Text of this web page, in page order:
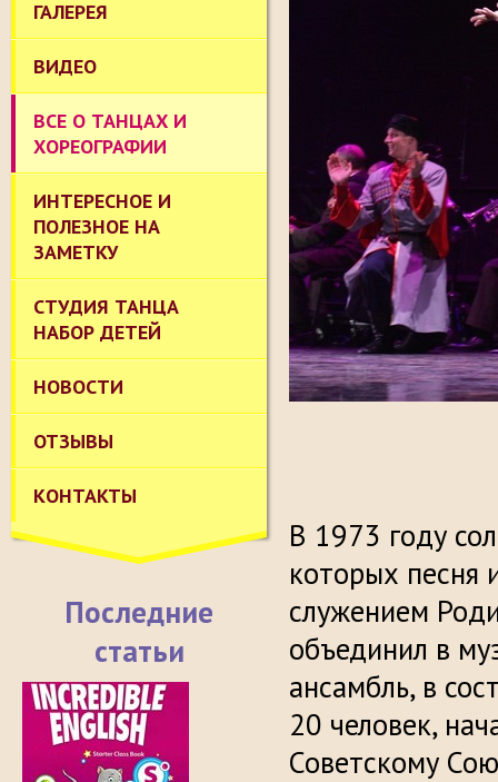
ГАЛЕРЕЯ
ВИДЕО
ВСЕ О ТАНЦАХ И
ХОРЕОГРАФИИ
ИНТЕРЕСНОЕ И
ПОЛЕЗНОЕ НА
ЗАМЕТКУ
СТУДИЯ ТАНЦА
НАБОР ДЕТЕЙ
НОВОСТИ
ОТЗЫВЫ
КОНТАКТЫ
Последние
статьи
В 1973 году
которых песня
служением
объединил в
ансамбль, в
20 человек,
Советскому